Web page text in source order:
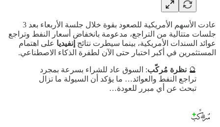
عادت الأسهم الأمريكية للصعود بقوة خلال جلسة الأربعاء بعد 3
جلسات متتالية من التراجع، مدعومة بانخفاض أسعار النفط وتراجع
عوائد السندات الأمريكية، بينما سيطرت نتائج إنفيديا على اهتمام
المستثمرين في أكبر اختبار حتى الآن لطفرة الذكاء الاصطناعي.
🔮 نظرة مُركّب: السوق عاد للشراء بسرعة بمجرد
تراجع النفط والعوائد… ما يؤكد أن السيولة ما تزال
تبحث عن أي مبرر للعودة…